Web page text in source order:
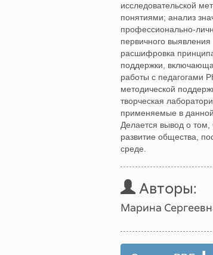
исследовательской
понятиями; анализ
профессионально-
первичного
расшифровка
поддержки,
работы с педагогами
методической
творческая
применяемые в данной
Делается вывод о том,
развитие общества,
среде.
Авторы:
Марина